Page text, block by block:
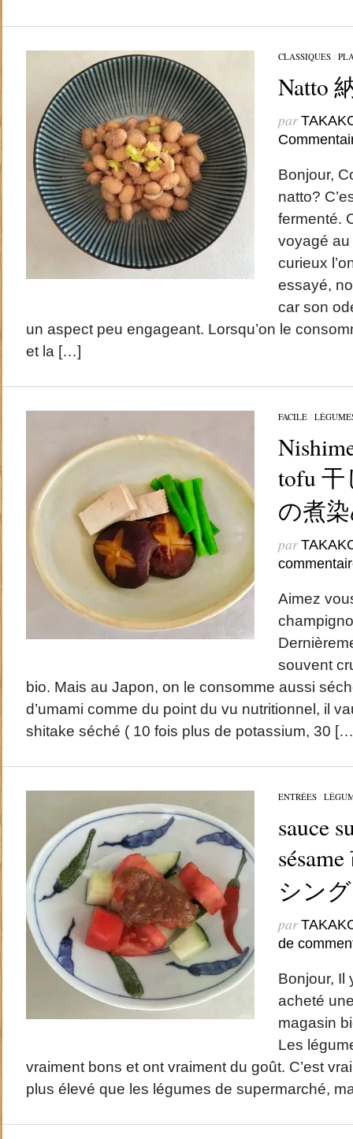
CLASSIQUES/
Natto
par
Bonjour,
natto?
fermenté.
voyagé
curieux
essayé,
car son
un aspect peu engageant. Lorsqu’on le
et la […]
FACILE/
tofu
の煮
par
Aimez
souvent
bio. Mais au Japon, on le consomme aussi
d’umami comme du point du vu nutritionnel, il
shitake séché ( 10 fois plus de potassium, 30
ENTRÉES/
sauce
シング
par
de
Bonjour, Il
acheté
magasin
Les
vraiment bons et ont vraiment du goût. C’est
plus élevé que les légumes de supermarché,